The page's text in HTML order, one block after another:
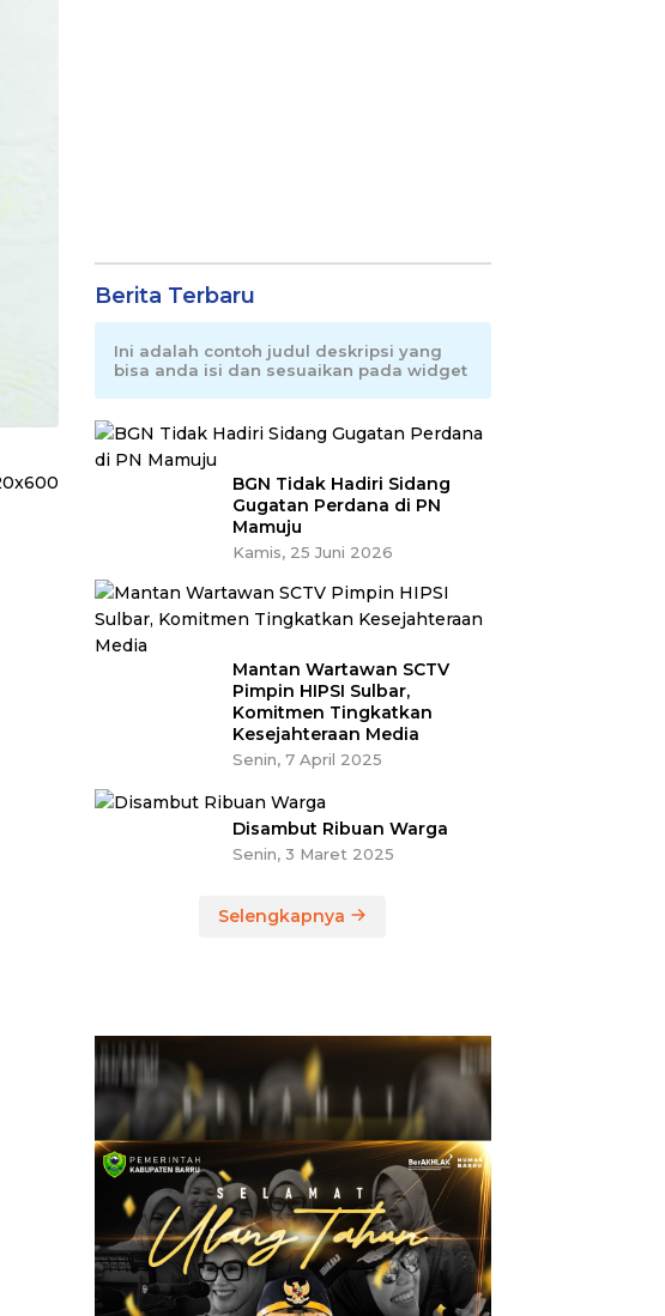
Berita Terbaru
Ini adalah contoh judul deskripsi yang
bisa anda isi dan sesuaikan pada widget
BGN Tidak Hadiri Sidang
Gugatan Perdana di PN
Mamuju
Kamis, 25 Juni 2026
Mantan Wartawan SCTV
Pimpin HIPSI Sulbar,
Komitmen Tingkatkan
Kesejahteraan Media
Senin, 7 April 2025
Disambut Ribuan Warga
Senin, 3 Maret 2025
Selengkapnya